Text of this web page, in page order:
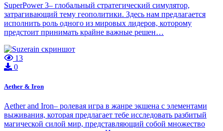
SuperPower 3– глобальный стратегический симулятор,
затрагивающий тему геополитики. Здесь нам предлагается
исполнить роль одного из мировых лидеров, которому
предстоит принимать крайне важные решен…
13
0
Aether & Iron
Aether and Iron– ролевая игра в жанре экшена с элементами
выживания, которая предлагает тебе исследовать разбитый
магической силой мир, представляющий собой множество